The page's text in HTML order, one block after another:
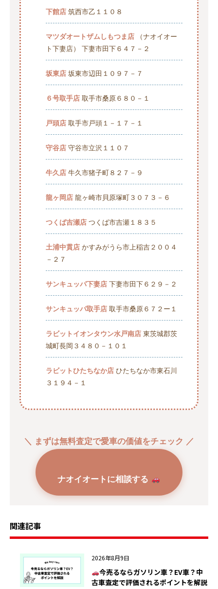
下館店 筑西市乙１１０８
マツダオートザムしもつま店 （ナオイオー
ト下妻店） 下妻市田下６４７－２
坂東店 坂東市辺田１０９７－７
６号取手店 取手市桑原６８０－１
戸頭店 取手市戸頭１－１７－１
守谷店 守谷市立沢１１０７
牛久店 牛久市猪子町８２７－９
龍ヶ岡店 龍ヶ崎市貝原塚町３０７３－６
つくば吉瀬店 つくば市吉瀬１８３５
土浦中貫店 かすみがうら市上稲吉２００４
－２７
サンキュッパ下妻店 下妻市田下６２９－２
サンキュッパ取手店 取手市桑原６７２ー１
ラビットイオンタウン水戸南店 東茨城郡茨
城町長岡３４８０－１０１
ラビットひたちなか店 ひたちなか市東石川
３１９４－１
＼ まずは無料査定で愛車の価値をチェック ／
ナオイオートに相談する
関連記事
2026年8月9日
今売るならガソリン車？EV車？中
古車査定で評価されるポイントを解説